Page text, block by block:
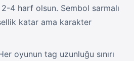
4 harf olsun. Sembol sarmalı
katar ama karakter
oyunun tag uzunluğu sınırı